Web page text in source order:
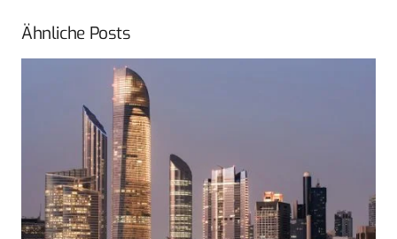
Ähnliche Posts